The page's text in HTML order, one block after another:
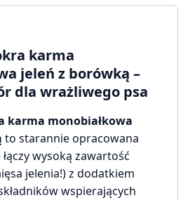
karma
jeleń z borówką –
dla wrażliwego psa
karma monobiałkowa
to starannie opracowana
wysoką zawartość
jelenia!) z dodatkiem
wspierających